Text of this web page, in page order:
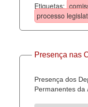
Etiquetas:
processo
Presença nas
Presença dos
Permanentes da